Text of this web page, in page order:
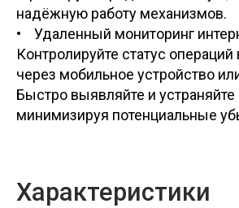
надёжную работу механизмов.
• Удаленный мониторинг
Контролируйте статус
через мобильное устройство
Быстро выявляйте и
минимизируя потенциальные
Характеристики